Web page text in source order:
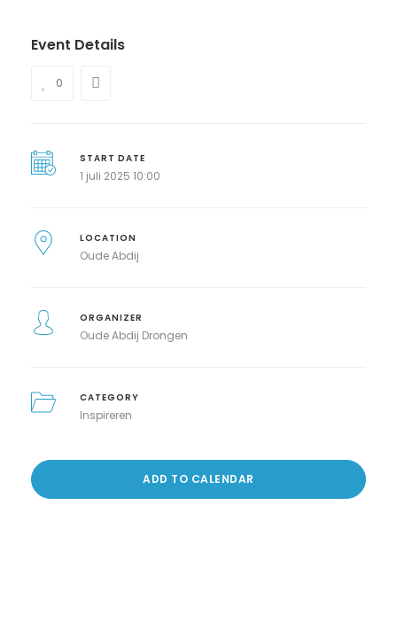
Event Details
0
START DATE
1 juli 2025 10:00
LOCATION
Oude Abdij
ORGANIZER
Oude Abdij Drongen
CATEGORY
Inspireren
ADD TO CALENDAR